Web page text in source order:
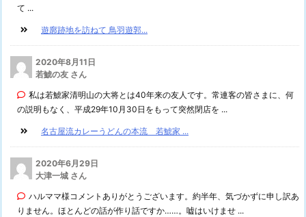
て ...
遊廓跡地を訪ねて 鳥羽遊郭...
2020年8月11日
若鯱の友 さん
私は若鯱家清明山の大将とは40年来の友人です。常連客の皆さまに、何
の説明もなく、平成29年10月30日をもって突然閉店を ...
名古屋流カレーうどんの本流 若鯱家 ...
2020年6月29日
大津一城 さん
ハルママ様コメントありがとうございます。約半年、気づかずに申し訳あ
りません。ほとんどの話が作り話ですか……。嘘はいけませ ...